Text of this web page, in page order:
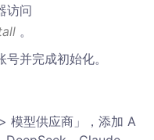
访问
。
并完成初始化。
模型供应商」，添加 A